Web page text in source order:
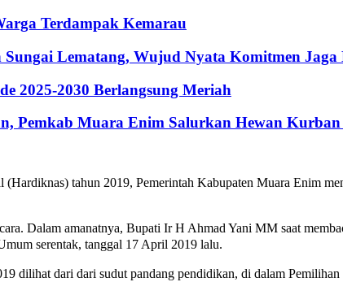
Terdampak Kemarau
Lematang, Wujud Nyata Komitmen
2025-2030 Berlangsung Meriah
Pemkab Muara Enim Salurkan Hewan
tahun 2019, Pemerintah Kabupaten Muara Enim
Dalam amanatnya, Bupati Ir H Ahmad Yani MM saat
serentak, tanggal 17 April 2019 lalu.
dilihat dari dari sudut pandang pendidikan, di dalam